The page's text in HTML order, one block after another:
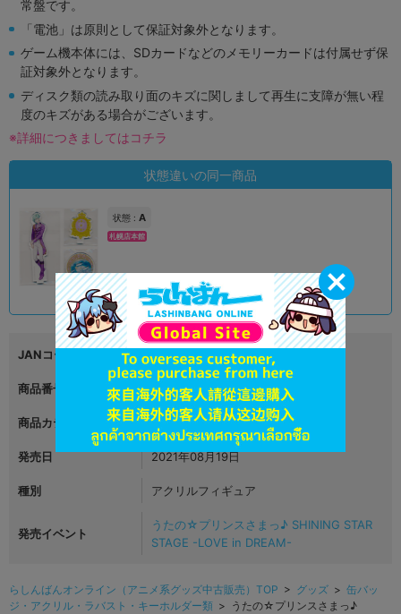
常盤です。
「電池」は原則として保証対象外となります。
ゲーム機本体には、SDカードなどのメモリーカードは付属せず保
証対象外となります。
ディスク類の読み取り面のキズに関しまして再生に支障が無い程
度のキズがある場合がございます。
※詳細につきましてはコチラ
状態違いの同一商品
状態 : A
札幌店本館
在庫あり 1,390 円 税込
JANコード 4589644774097
商品番号 L04097387
商品カテゴリ グッズ
発売日 2021年08月19日
種別 アクリルフィギュア
発売イベント
うたの☆プリンスさまっ♪ SHINING STAR
STAGE -LOVE in DREAM-
らしんばんオンライン（アニメ系グッズ中古販売）TOP > グッズ > 缶バッ
ジ・アクリル・ラバスト・キーホルダー類 > うたの☆プリンスさまっ♪